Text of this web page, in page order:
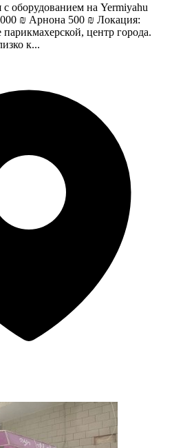
оборудованием на Yermiyahu
₪ Арнона 500 ₪ Локация:
центр города.
к...